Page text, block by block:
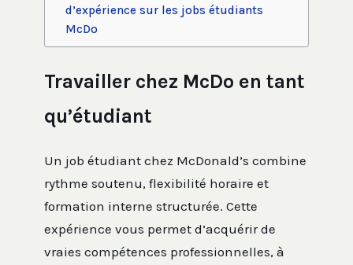
d’expérience sur les jobs étudiants
McDo
Travailler chez McDo en tant
qu’étudiant
Un job étudiant chez McDonald’s combine
rythme soutenu, flexibilité horaire et
formation interne structurée. Cette
expérience vous permet d’acquérir de
vraies compétences professionnelles, à